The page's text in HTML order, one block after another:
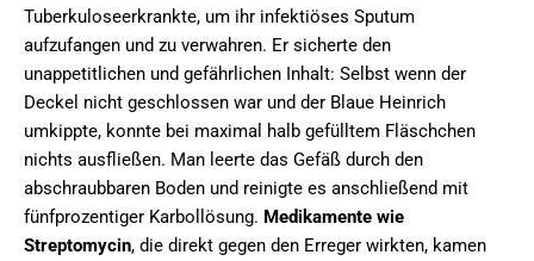
Tuberkuloseerkrankte, um ihr infektiöses Sputum
aufzufangen und zu verwahren. Er sicherte den
unappetitlichen und gefährlichen Inhalt: Selbst wenn der
Deckel nicht geschlossen war und der Blaue Heinrich
umkippte, konnte bei maximal halb gefülltem Fläschchen
nichts ausfließen. Man leerte das Gefäß durch den
abschraubbaren Boden und reinigte es anschließend mit
fünfprozentiger Karbollösung. Medikamente wie
Streptomycin, die direkt gegen den Erreger wirkten, kamen